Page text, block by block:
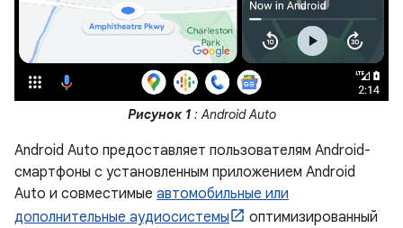
Рисунок 1: Android Auto
Android Auto предоставляет пользователям Android-
смартфоны с установленным приложением Android
Auto и совместимые автомобильные или
дополнительные аудиосистемы
оптимизированный